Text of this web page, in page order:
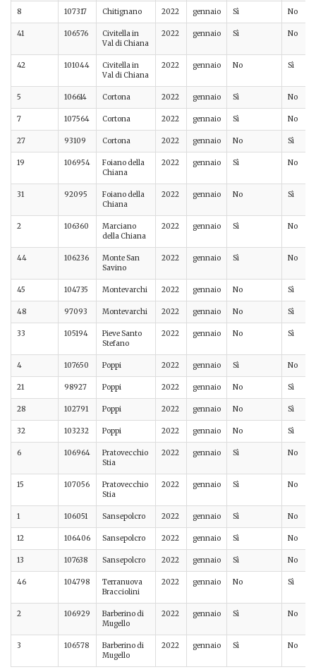
8 107317 Chitignano 2022 gennaio Sì No
41 106576
Civitella in
Val di Chiana
2022 gennaio Sì No
42 101044
Civitella in
Val di Chiana
2022 gennaio No Sì
5 106614 Cortona 2022 gennaio Sì No
7 107564 Cortona 2022 gennaio Sì No
27 93109 Cortona 2022 gennaio No Sì
19 106954
Foiano della
Chiana
2022 gennaio Sì No
31 92095
Foiano della
Chiana
2022 gennaio No Sì
2 106360
Marciano
della Chiana
2022 gennaio Sì No
44 106236
Monte San
Savino
2022 gennaio Sì No
45 104735 Montevarchi 2022 gennaio No Sì
48 97093 Montevarchi 2022 gennaio No Sì
33 105194
Pieve Santo
Stefano
2022 gennaio No Sì
4 107650 Poppi 2022 gennaio Sì No
21 98927 Poppi 2022 gennaio No Sì
28 102791 Poppi 2022 gennaio No Sì
32 103232 Poppi 2022 gennaio No Sì
6 106964
Pratovecchio
Stia
2022 gennaio Sì No
15 107056
Pratovecchio
Stia
2022 gennaio Sì No
1 106051 Sansepolcro 2022 gennaio Sì No
12 106406 Sansepolcro 2022 gennaio Sì No
13 107638 Sansepolcro 2022 gennaio Sì No
46 104798
Terranuova
Bracciolini
2022 gennaio No Sì
2 106929
Barberino di
Mugello
2022 gennaio Sì No
3 106578
Barberino di
Mugello
2022 gennaio Sì No